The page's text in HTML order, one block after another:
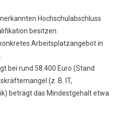
Hochschulabschluss
besitzen.
Arbeitsplatzangebot in
bei rund 58.400 Euro (Stand
(z. B. IT,
beträgt das Mindestgehalt etwa